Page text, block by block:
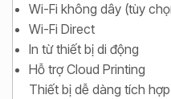
Wi-Fi không dây (tùy
Wi-Fi Direct
In từ thiết bị di động
Hỗ trợ Cloud Printing
Thiết bị dễ dàng tích